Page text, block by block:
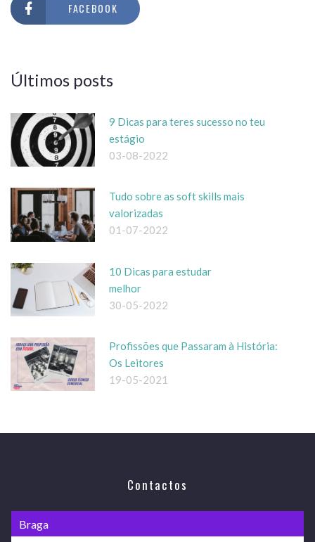
FACEBOOK
Últimos posts
9 Dicas para teres sucesso no teu
estágio
03-08-2022
Tudo sobre as soft skills mais
valorizadas
01-07-2022
10 Dicas para estudar
melhor
30-05-2022
Profissões que Passaram à História:
Os Leitores
19-05-2021
Contactos
Braga